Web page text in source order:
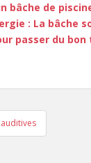
bâche de
: La bâche
passer du